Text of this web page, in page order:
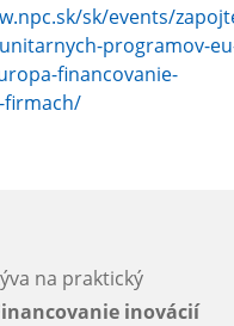
sk/events/
programov-
financovanie-
firmach/
na praktický
inovácií